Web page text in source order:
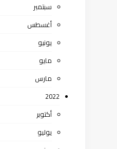
سبتمبر
أغسطس
يونيو
مايو
مارس
2022
أكتوبر
يوليو